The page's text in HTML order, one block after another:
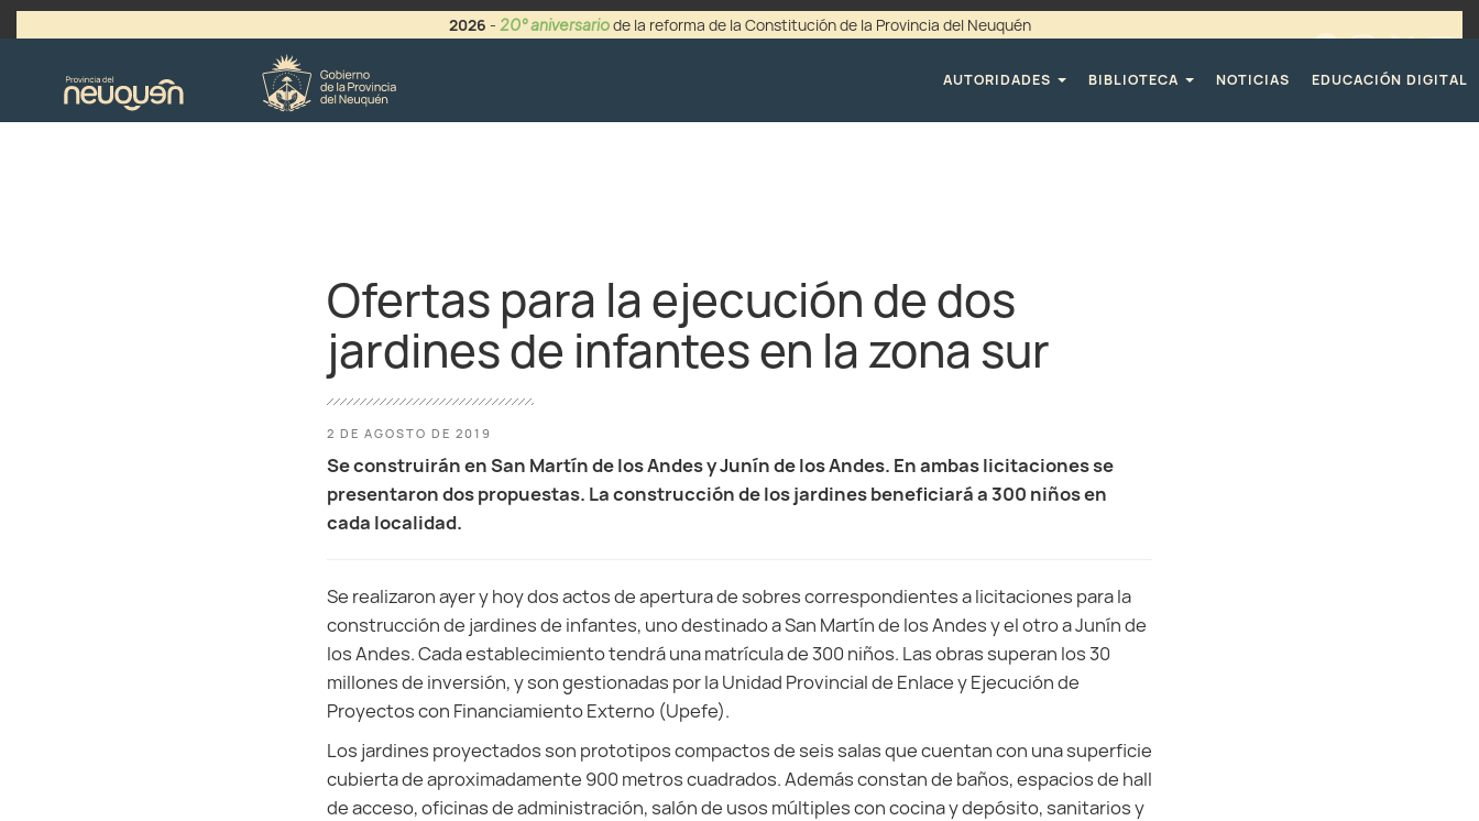
2026 - 20° aniversariode la reforma de la Constitución de la Provincia del Neuquén
AUTORIDADES
BIBLIOTECA NOTICIAS EDUCACIÓN DIGITAL
Ofertas para la ejecución de dos
jardines de infantes en la zona sur
2 DE AGOSTO DE 2019
Se construirán en San Martín de los Andes y Junín de los Andes. En ambas licitaciones se
presentaron dos propuestas. La construcción de los jardines beneficiará a 300 niños en
cada localidad.
Se realizaron ayer y hoy dos actos de apertura de sobres correspondientes a licitaciones para la
construcción de jardines de infantes, uno destinado a San Martín de los Andes y el otro a Junín de
los Andes. Cada establecimiento tendrá una matrícula de 300 niños. Las obras superan los 30
millones de inversión, y son gestionadas por la Unidad Provincial de Enlace y Ejecución de
Proyectos con Financiamiento Externo (Upefe).
Los jardines proyectados son prototipos compactos de seis salas que cuentan con una superficie
cubierta de aproximadamente 900 metros cuadrados. Además constan de baños, espacios de hall
de acceso, oficinas de administración, salón de usos múltiples con cocina y depósito, sanitarios y